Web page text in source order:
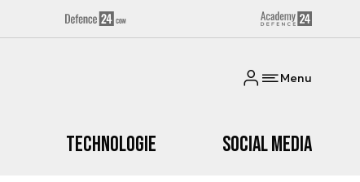
Menu
Technologie Social media